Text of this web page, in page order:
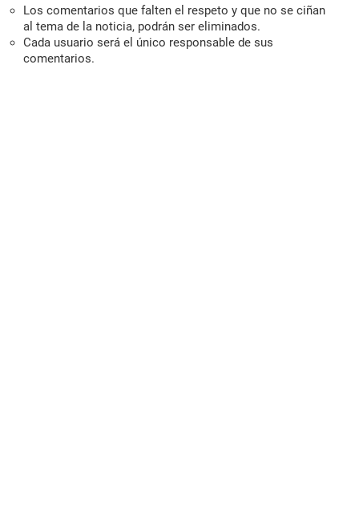
Los comentarios que falten el respeto y que no se ciñan
al tema de la noticia, podrán ser eliminados.
Cada usuario será el único responsable de sus
comentarios.